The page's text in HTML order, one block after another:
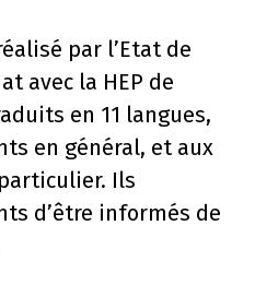
par l’Etat de
avec la HEP de
en 11 langues,
en général, et aux
Ils
d’être informés de